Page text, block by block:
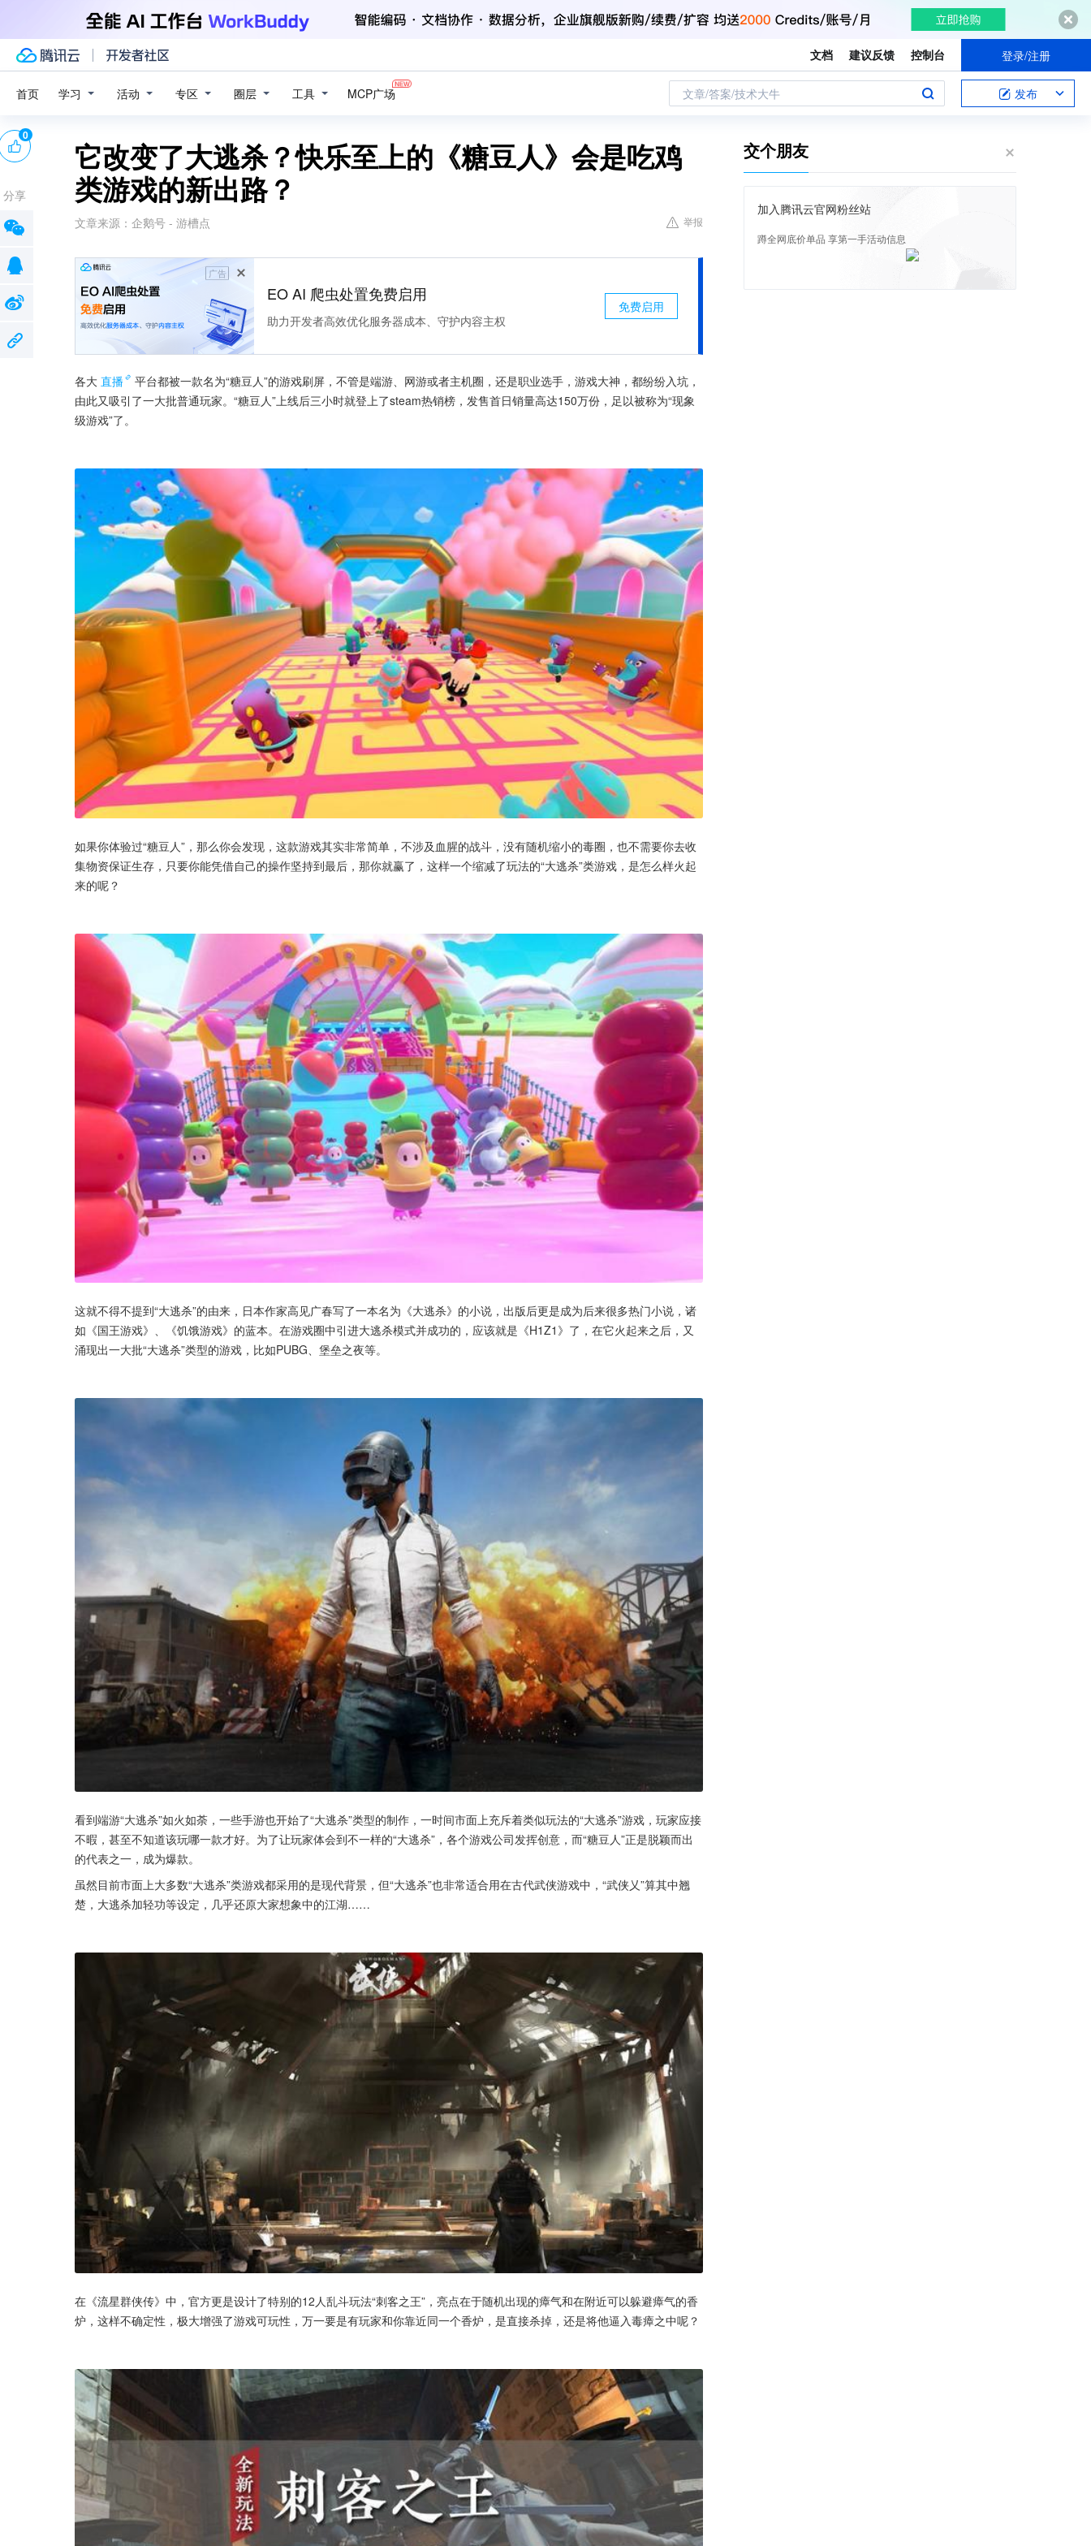
文档 建议反馈 控制台 登录/注册
首页 学习 活动 专区 圈层 工具 MCP广场 文章/答案/技术大牛 发布
它改变了大逃杀？快乐至上的《糖豆人》会是吃鸡
类游戏的新出路？
文章来源： 企鹅号 - 游槽点 举报
广告
EO AI 爬虫处置免费启用
助力开发者高效优化服务器成本、守护内容主权
免费启用
各大 直播
平台都被一款名为“糖豆人”的游戏刷屏，不管是端游、网游或者主机圈，还是职业选手，游戏大神，都纷纷入坑，
由此又吸引了一大批普通玩家。“糖豆人”上线后三小时就登上了steam热销榜，发售首日销量高达150万份，足以被称为“现象
级游戏”了。
如果你体验过“糖豆人”，那么你会发现，这款游戏其实非常简单，不涉及血腥的战斗，没有随机缩小的毒圈，也不需要你去收
集物资保证生存，只要你能凭借自己的操作坚持到最后，那你就赢了，这样一个缩减了玩法的“大逃杀”类游戏，是怎么样火起
来的呢？
这就不得不提到“大逃杀”的由来，日本作家高见广春写了一本名为《大逃杀》的小说，出版后更是成为后来很多热门小说，诸
如《国王游戏》、《饥饿游戏》的蓝本。在游戏圈中引进大逃杀模式并成功的，应该就是《H1Z1》了，在它火起来之后，又
涌现出一大批“大逃杀”类型的游戏，比如PUBG、堡垒之夜等。
看到端游“大逃杀”如火如荼，一些手游也开始了“大逃杀”类型的制作，一时间市面上充斥着类似玩法的“大逃杀”游戏，玩家应接
不暇，甚至不知道该玩哪一款才好。为了让玩家体会到不一样的“大逃杀”，各个游戏公司发挥创意，而“糖豆人”正是脱颖而出
的代表之一，成为爆款。
虽然目前市面上大多数“大逃杀”类游戏都采用的是现代背景，但“大逃杀”也非常适合用在古代武侠游戏中，“武侠乂”算其中翘
楚，大逃杀加轻功等设定，几乎还原大家想象中的江湖……
在《流星群侠传》中，官方更是设计了特别的12人乱斗玩法“刺客之王”，亮点在于随机出现的瘴气和在附近可以躲避瘴气的香
炉，这样不确定性，极大增强了游戏可玩性，万一要是有玩家和你靠近同一个香炉，是直接杀掉，还是将他逼入毒瘴之中呢？
0
分享
交个朋友
加入腾讯云官网粉丝站
蹲全网底价单品 享第一手活动信息